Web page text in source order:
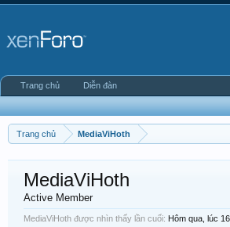
Trang chủ MediaViHoth
MediaViHoth
Active Member
MediaViHoth được nhìn thấy lần cuối: Hôm qua, lúc
Trang chủ Diễn đàn